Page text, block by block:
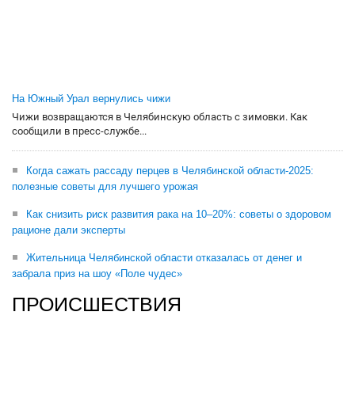
На Южный Урал вернулись чижи
Чижи возвращаются в Челябинскую область с зимовки. Как
сообщили в пресс-службе...
Когда сажать рассаду перцев в Челябинской области-2025:
полезные советы для лучшего урожая
Как снизить риск развития рака на 10–20%: советы о здоровом
рационе дали эксперты
Жительница Челябинской области отказалась от денег и
забрала приз на шоу «Поле чудес»
ПРОИСШЕСТВИЯ